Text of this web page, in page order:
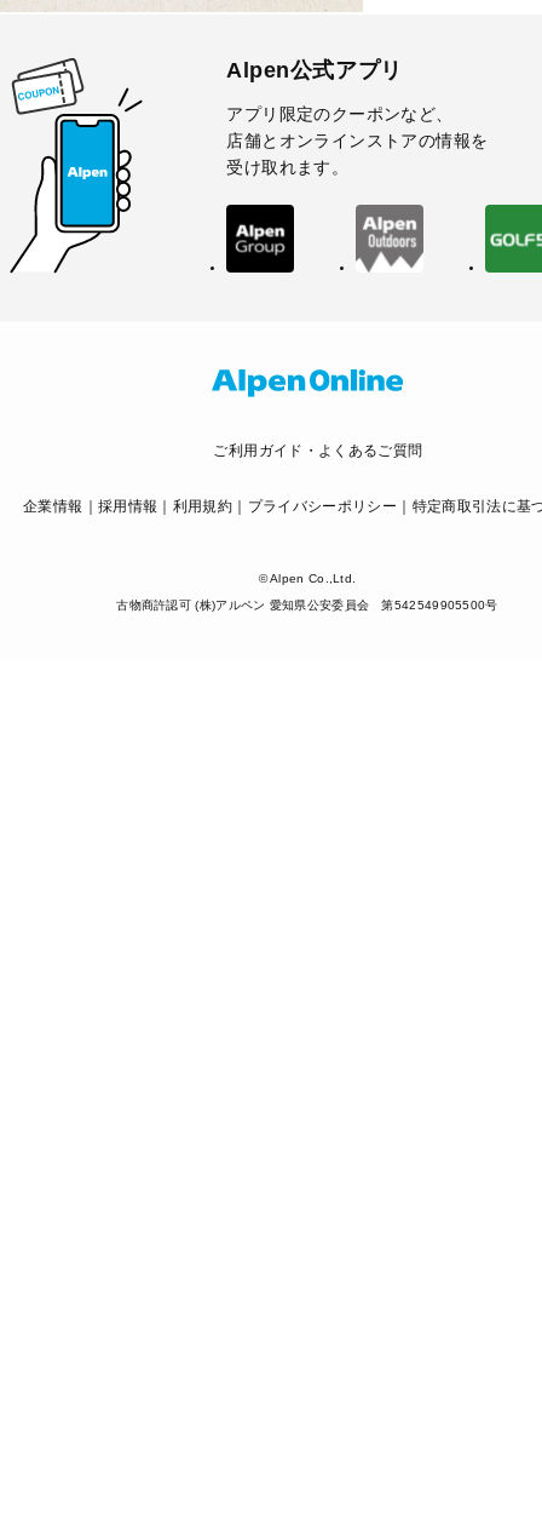
Alpen公式アプリ
アプリ限定のクーポンなど、
店舗とオンラインストアの情報を
受け取れます。
ご利用ガイド・よくあるご質問
企業情報 採用情報 利用規約 プライバシーポリシー 特定商取引法に基
© Alpen Co.,Ltd.
古物商許認可 (株)アルペン 愛知県公安委員会 第542549905500号